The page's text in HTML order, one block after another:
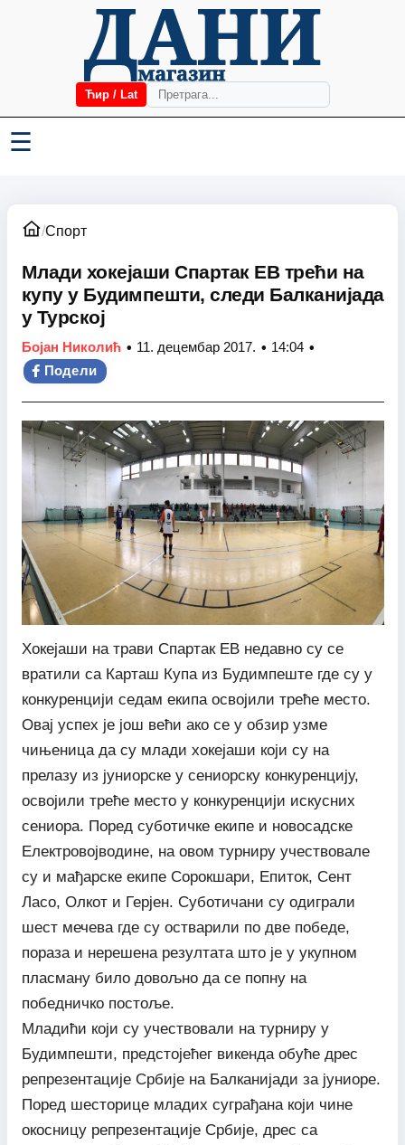
Ћир / Lat
☰
/Спорт
Млади хокејаши Спартак ЕВ трећи на
купу у Будимпешти, следи Балканијада
у Турској
Бојан Николић • 11. децембар 2017. • 14:04 •
Подели
Хокејаши на трави Спартак ЕВ недавно су се
вратили са Карташ Купа из Будимпеште где су у
конкуренцији седам екипа освојили треће место.
Овај успех је још већи ако се у обзир узме
чињеница да су млади хокејаши који су на
прелазу из јуниорске у сениорску конкуренцију,
освојили треће место у конкуренцији искусних
сениора. Поред суботичке екипе и новосадске
Електровојводине, на овом турниру учествовале
су и мађарске екипе Сорокшари, Епиток, Сент
Ласо, Олкот и Герјен. Суботичани су одиграли
шест мечева где су остварили по две победе,
пораза и нерешена резултата што је у укупном
пласману било довољно да се попну на
победничко постоље.
Младићи који су учествовали на турниру у
Будимпешти, предстојећег викенда обуће дрес
репрезентације Србије на Балканијади за јуниоре.
Поред шесторице младих суграђана који чине
окосницу репрезентације Србије, дрес са